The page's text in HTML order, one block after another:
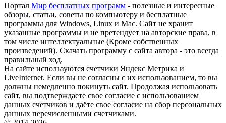
Портал Мир бесплатных программ - полезные и интересные
обзоры, статьи, советы по компьютеру и бесплатные
программы для Windows, Linux и Mac. Сайт не хранит
указанные программы и не претендует на авторские права, в
том числе интеллектуальные (Кроме собственных
произведений). Скачать программу с сайта автора - это всегда
правильный ход.
На сайте используются счетчики Яндекс Метрика и
LiveInternet. Если вы не согласны с их использованием, то вы
должны немедленно покинуть сайт. Продолжая использовать
сайт, вы подтверждаете свое согласие с использованием
данных счетчиков и даёте свое согласие на сбор персональных
данных перечисленными счетчиками.